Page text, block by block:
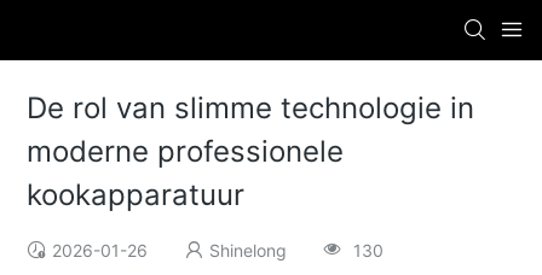
De rol van slimme technologie in
moderne professionele
kookapparatuur
2026-01-26 Shinelong 130